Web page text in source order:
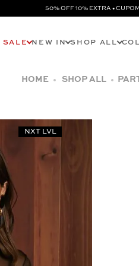
50% OFF 10% EXTRA •
SALE NEW IN SHOP ALL
SHOP ALL
NXT LVL